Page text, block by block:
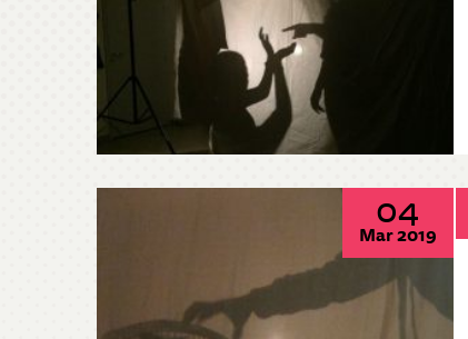
04
Mar 2019